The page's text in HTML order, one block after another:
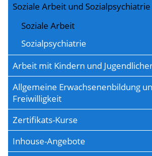
Soziale Arbeit und Sozialpsychiatrie
Soziale Arbeit
Sozialpsychiatrie
Arbeit mit Kindern und
Allgemeine Erwachsenenbildung
Freiwilligkeit
Zertifikats-Kurse
Inhouse-Angebote